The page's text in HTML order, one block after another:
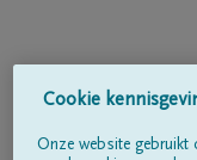
Cookie
Onze website gebruikt